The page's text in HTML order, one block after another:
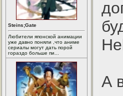
Steins;Gate
Любители японской анимации
уже давно поняли ,что аниме
сериалы могут дать порой
гораздо больше пи...
А